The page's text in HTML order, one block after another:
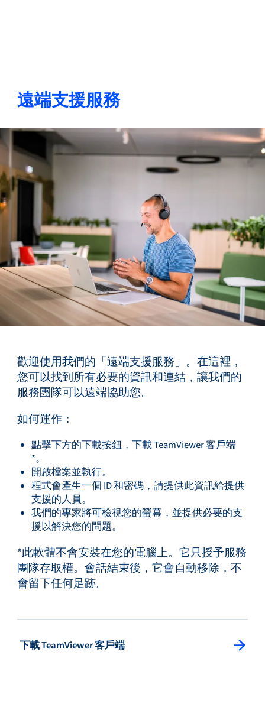
返回
搜尋...
產品
應用領域
服務與支援
培訓與學習
關於柏朗豪斯特
聯絡我們
遠端支援服務
歡迎使用我們的「遠端支援服務」。在這裡，
您可以找到所有必要的資訊和連結，讓我們的
服務團隊可以遠端協助您。
如何運作：
點擊下方的下載按鈕，下載 TeamViewer 客戶端
*。
開啟檔案並執行。
程式會產生一個 ID 和密碼，請提供此資訊給提供
支援的人員。
我們的專家將可檢視您的螢幕，並提供必要的支
援以解決您的問題。
*此軟體不會安裝在您的電腦上。它只授予服務
團隊存取權。會話結束後，它會自動移除，不
會留下任何足跡。
下載 TeamViewer 客戶端: Splitview Button